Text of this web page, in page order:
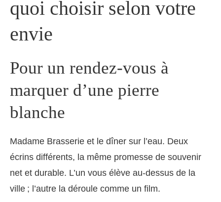
quoi choisir selon votre
envie
Pour un rendez-vous à
marquer d’une pierre
blanche
Madame Brasserie et le dîner sur l’eau. Deux
écrins différents, la même promesse de souvenir
net et durable. L’un vous élève au-dessus de la
ville ; l’autre la déroule comme un film.